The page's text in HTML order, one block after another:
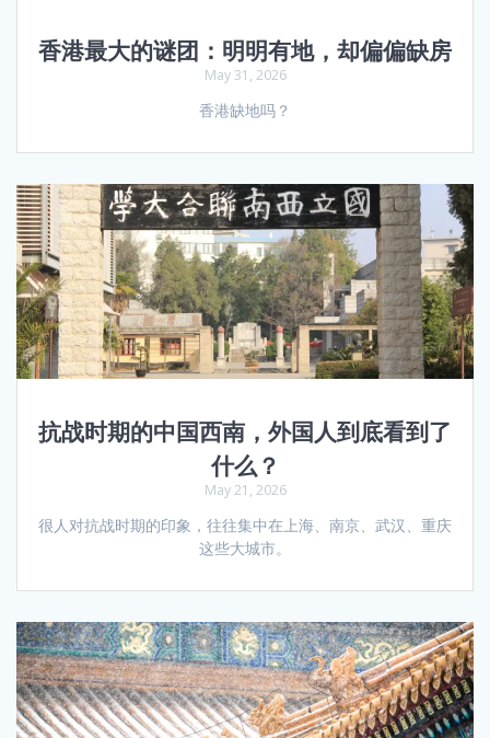
香港最大的谜团：明明有地，却偏偏缺房
May 31, 2026
香港缺地吗？
抗战时期的中国西南，外国人到底看到了
什么？
May 21, 2026
很人对抗战时期的印象，往往集中在上海、南京、武汉、重庆
这些大城市。